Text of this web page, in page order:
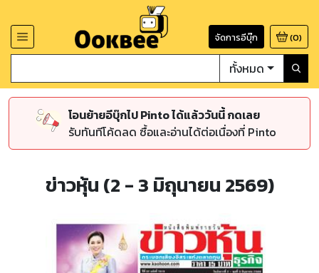
จัดการอีบุ๊ก (0)
ทั้งหมด
โอนย้ายอีบุ๊กไป Pinto ได้แล้ววันนี้ กดเลย
รับทันทีโค้ดลด ซื้อและอ่านได้ต่อเนื่องที่ Pinto
ข่าวหุ้น (2 - 3 มิถุนายน 2569)